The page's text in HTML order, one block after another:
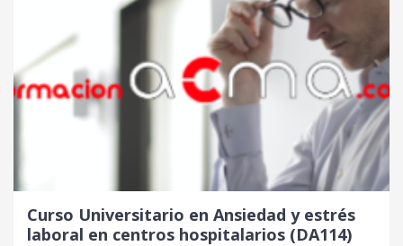
Curso Universitario en Ansiedad y estrés
laboral en centros hospitalarios (DA114)